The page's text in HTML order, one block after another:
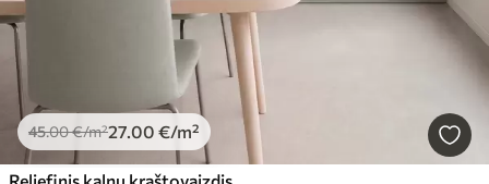
45.00€/m²27 .00 €/m²
Reljefinis kalnų kraštovaizdis